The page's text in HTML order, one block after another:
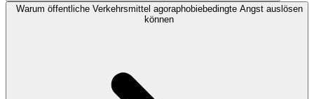
Warum öffentliche Verkehrsmittel agoraphobiebedingte Angst auslösen
können